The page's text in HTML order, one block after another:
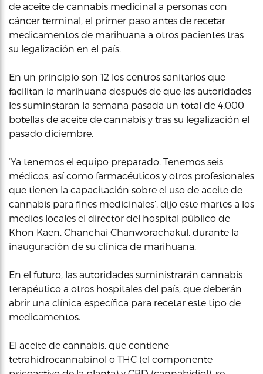
de aceite de cannabis medicinal a personas con
cáncer terminal, el primer paso antes de recetar
medicamentos de marihuana a otros pacientes tras
su legalización en el país.
En un principio son 12 los centros sanitarios que
facilitan la marihuana después de que las autoridades
les suminstaran la semana pasada un total de 4,000
botellas de aceite de cannabis y tras su legalización el
pasado diciembre.
‘Ya tenemos el equipo preparado. Tenemos seis
médicos, así como farmacéuticos y otros profesionales
que tienen la capacitación sobre el uso de aceite de
cannabis para fines medicinales’, dijo este martes a los
medios locales el director del hospital público de
Khon Kaen, Chanchai Chanworachakul, durante la
inauguración de su clínica de marihuana.
En el futuro, las autoridades suministrarán cannabis
terapéutico a otros hospitales del país, que deberán
abrir una clínica específica para recetar este tipo de
medicamentos.
El aceite de cannabis, que contiene
tetrahidrocannabinol o THC (el componente